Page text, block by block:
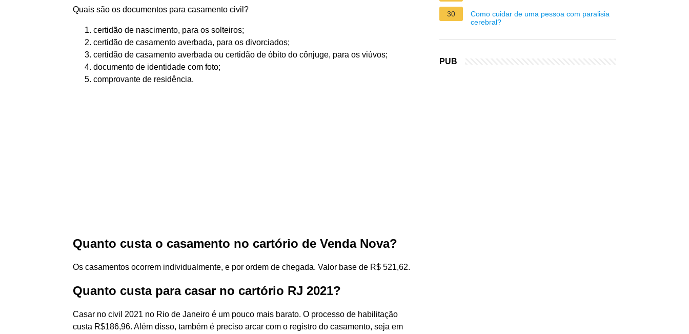
Quais são os documentos para casamento civil?
certidão de nascimento, para os solteiros;
certidão de casamento averbada, para os divorciados;
certidão de casamento averbada ou certidão de óbito do cônjuge, para os viúvos;
documento de identidade com foto;
comprovante de residência.
Quanto custa o casamento no cartório de Venda Nova?
Os casamentos ocorrem individualmente, e por ordem de chegada. Valor base de R$ 521,62.
Quanto custa para casar no cartório RJ 2021?
Casar no civil 2021 no Rio de Janeiro é um pouco mais barato. O processo de habilitação
custa R$186,96. Além disso, também é preciso arcar com o registro do casamento, seja em
30
Como cuidar de uma pessoa com paralisia
cerebral?
PUB